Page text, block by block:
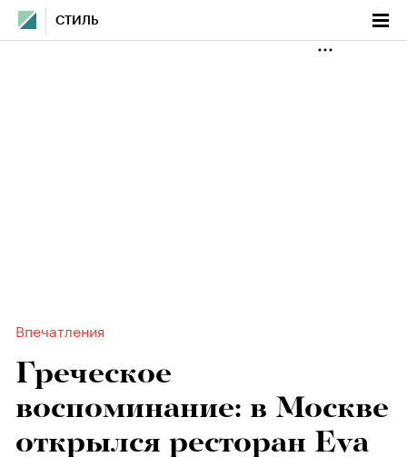
СТИЛЬ
Впечатления
Греческое
воспоминание: в Москве
открылся ресторан Eva